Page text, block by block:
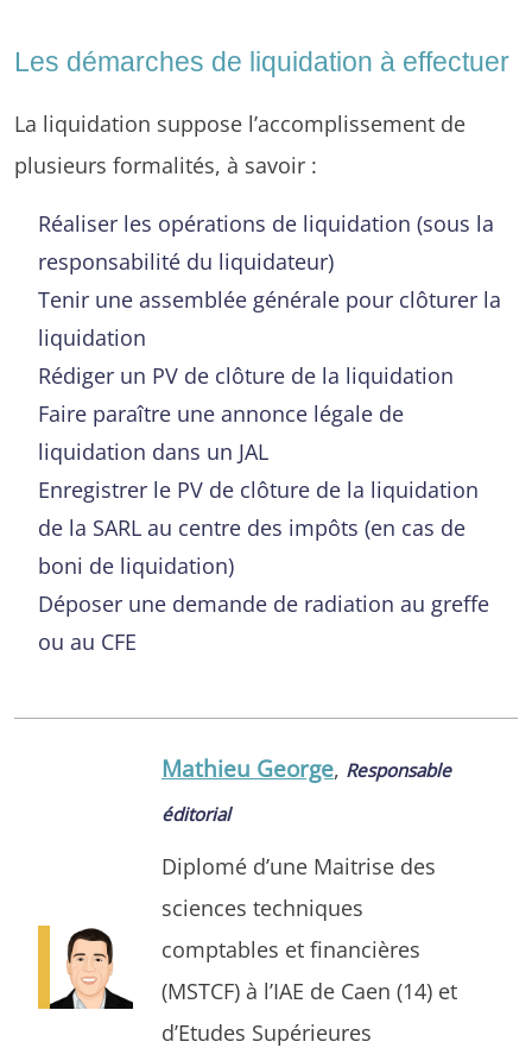
Les démarches de liquidation à effectuer
La liquidation suppose l’accomplissement de
plusieurs formalités, à savoir :
Réaliser les opérations de liquidation (sous la
responsabilité du liquidateur)
Tenir une assemblée générale pour clôturer la
liquidation
Rédiger un PV de clôture de la liquidation
Faire paraître une annonce légale de
liquidation dans un JAL
Enregistrer le PV de clôture de la liquidation
de la SARL au centre des impôts (en cas de
boni de liquidation)
Déposer une demande de radiation au greffe
ou au CFE
Mathieu George, Responsable
éditorial
Diplomé d’une Maitrise des
sciences techniques
comptables et financières
(MSTCF) à l’IAE de Caen (14) et
d’Etudes Supérieures